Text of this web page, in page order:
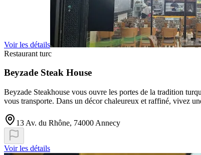
Voir les détails
Restaurant turc
Beyzade Steak House
Beyzade Steakhouse vous ouvre les portes de la tradition
vous transporte. Dans un décor chaleureux et raffiné, vivez
13 Av. du Rhône, 74000 Annecy
Voir les détails